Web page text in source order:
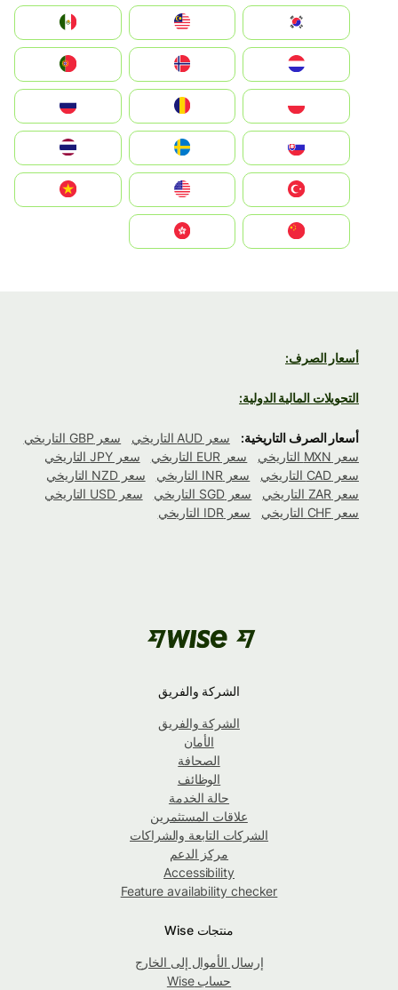
South Korea
Nederland
Portugal
România
Slovensko
United States
Vietnam
أسعار الصرف:
التحويلات المالية الدولية:
أسعار الصرف التاريخية: سعر AUD التاريخي
سعر GBP التاريخي
سعر MXN التاريخي
سعر EUR التاريخي
سعر JPY التاريخي
سعر CAD التاريخي
سعر INR التاريخي
سعر NZD التاريخي
سعر ZAR التاريخي
سعر SGD التاريخي
سعر USD التاريخي
سعر CHF التاريخي
سعر IDR التاريخي
الشركة والفريق
الشركة والفريق
الأمان
الصحافة
الوظائف
حالة الخدمة
علاقات المستثمرين
الشركات التابعة والشراكات
مركز الدعم
Accessibility
Feature availability checker
منتجات Wise
إرسال الأموال إلى الخارج
حساب Wise